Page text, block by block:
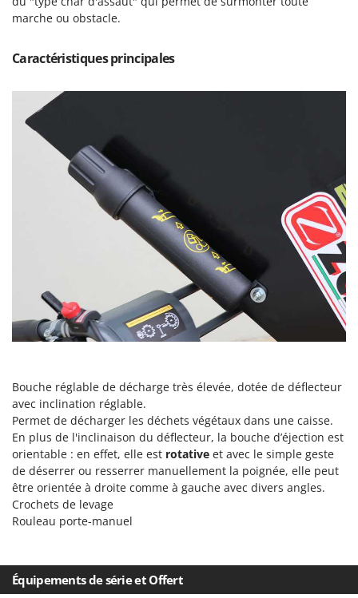
marche ou obstacle.
Caractéristiques principales
Bouche réglable de décharge très élevée, dotée de déflecteur
avec inclination réglable.
Permet de décharger les déchets végétaux dans une caisse.
En plus de l'inclinaison du déflecteur, la bouche d’éjection est
orientable : en effet, elle est rotative et avec le simple geste
de déserrer ou resserrer manuellement la poignée, elle peut
être orientée à droite comme à gauche avec divers angles.
Crochets de levage
Rouleau porte-manuel
Équipements de série et Offert